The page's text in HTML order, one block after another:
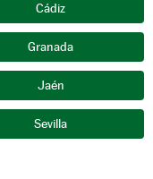
Cádiz
Granada
Jaén
Sevilla